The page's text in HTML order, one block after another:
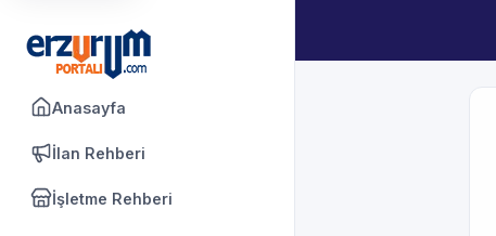
Anasayfa
İlan Rehberi
İşletme Rehberi